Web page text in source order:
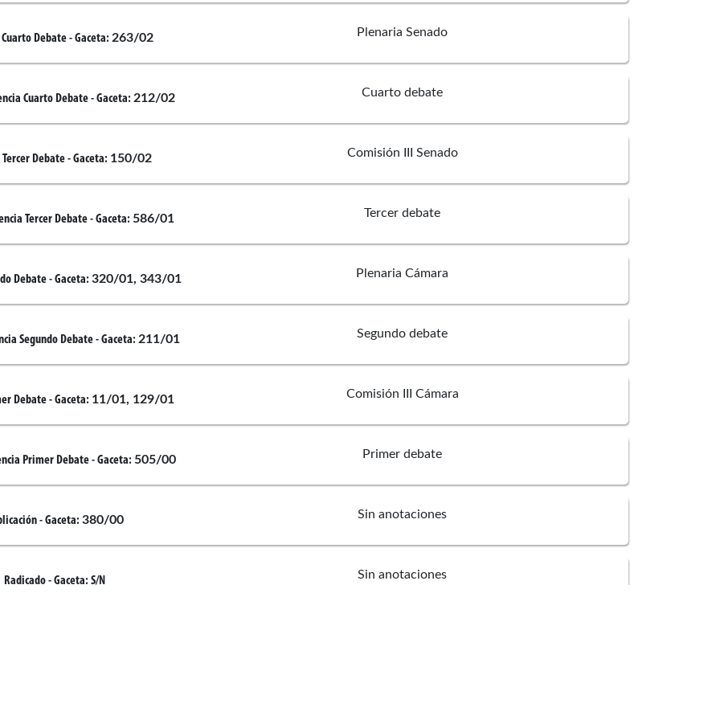
Debate- Gaceta: 263/02 Plenaria Senado
Cuarto Debate- Gaceta: 212/02 Cuarto debate
Debate- Gaceta: 150/02 Comisión III Senado
Tercer Debate- Gaceta: 586/01 Tercer debate
Debate- Gaceta: 320/01, 343/01 Plenaria Cámara
Segundo Debate- Gaceta: 211/01 Segundo debate
Debate- Gaceta: 11/01, 129/01 Comisión III Cámara
Primer Debate- Gaceta: 505/00 Primer debate
- Gaceta: 380/00 Sin anotaciones
Radicado- Gaceta: S/N Sin anotaciones